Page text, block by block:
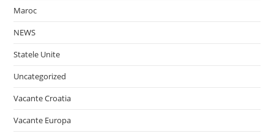
Maroc
NEWS
Statele Unite
Uncategorized
Vacante Croatia
Vacante Europa